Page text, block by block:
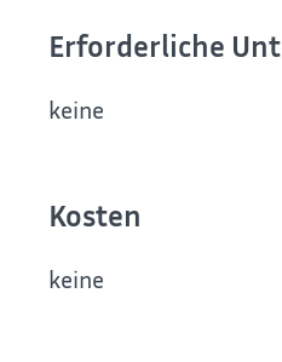
Erforderliche
keine
Kosten
keine